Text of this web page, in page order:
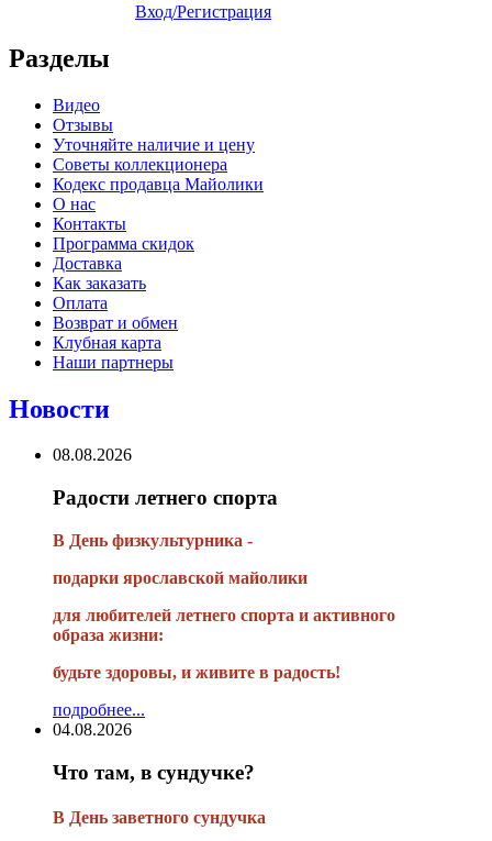
Вход/Регистрация
Разделы
Видео
Отзывы
Уточняйте наличие и цену
Советы коллекционера
Кодекс продавца Майолики
О нас
Контакты
Программа скидок
Доставка
Как заказать
Оплата
Возврат и обмен
Клубная карта
Наши партнеры
Новости
08.08.2026
Радости летнего спорта
В День физкультурника -
подарки ярославской майолики
для любителей летнего спорта и активного
образа жизни:
будьте здоровы, и живите в радость!
подробнее...
04.08.2026
Что там, в сундучке?
В День заветного сундучка